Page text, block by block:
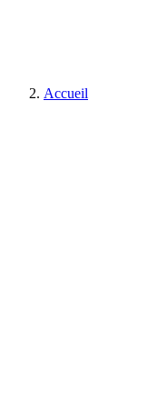
Accueil